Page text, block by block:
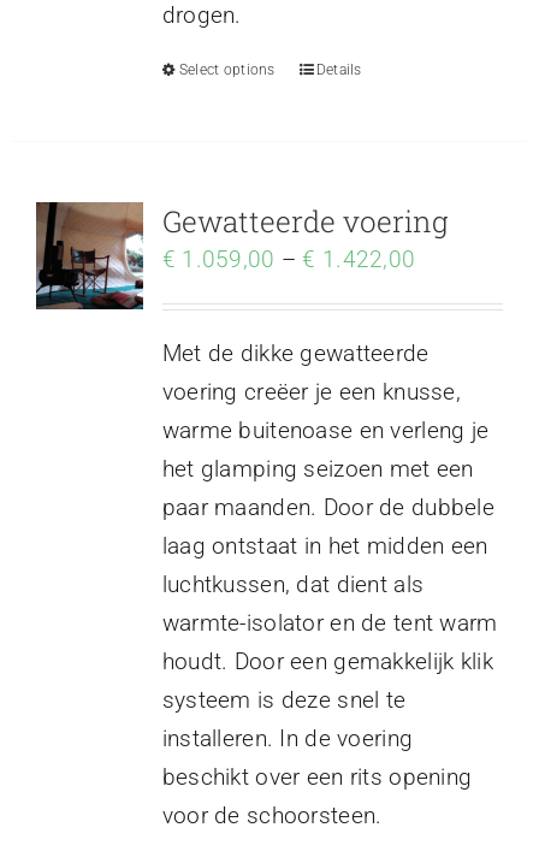
drogen.
Select options Details
Gewatteerde voering
€ 1.059,00 –€ 1.422,00
Met de dikke gewatteerde
voering creëer je een knusse,
warme buitenoase en verleng je
het glamping seizoen met een
paar maanden. Door de dubbele
laag ontstaat in het midden een
luchtkussen, dat dient als
warmte-isolator en de tent warm
houdt. Door een gemakkelijk klik
systeem is deze snel te
installeren. In de voering
beschikt over een rits opening
voor de schoorsteen.